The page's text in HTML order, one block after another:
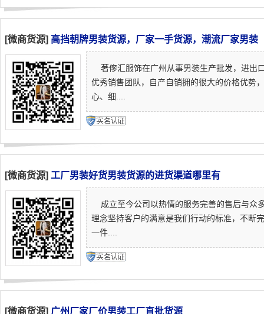
[微商货源] 高挡朝牌男装货源，厂家一手货源，潮流厂家男装
著偧汇服饰在广州从事男装生产批发，进出
优秀销售团队，自产自销拥的很大的价格优势
心、细....
[微商货源] 工厂男装好货男装货源的进货渠道哪里有
成立至今公司以热情的服务完善的售后与众
理念坚持客户的满意是我们行动的标准，不断
一件....
[微商货源] 广州厂家厂价男装工厂直批货源